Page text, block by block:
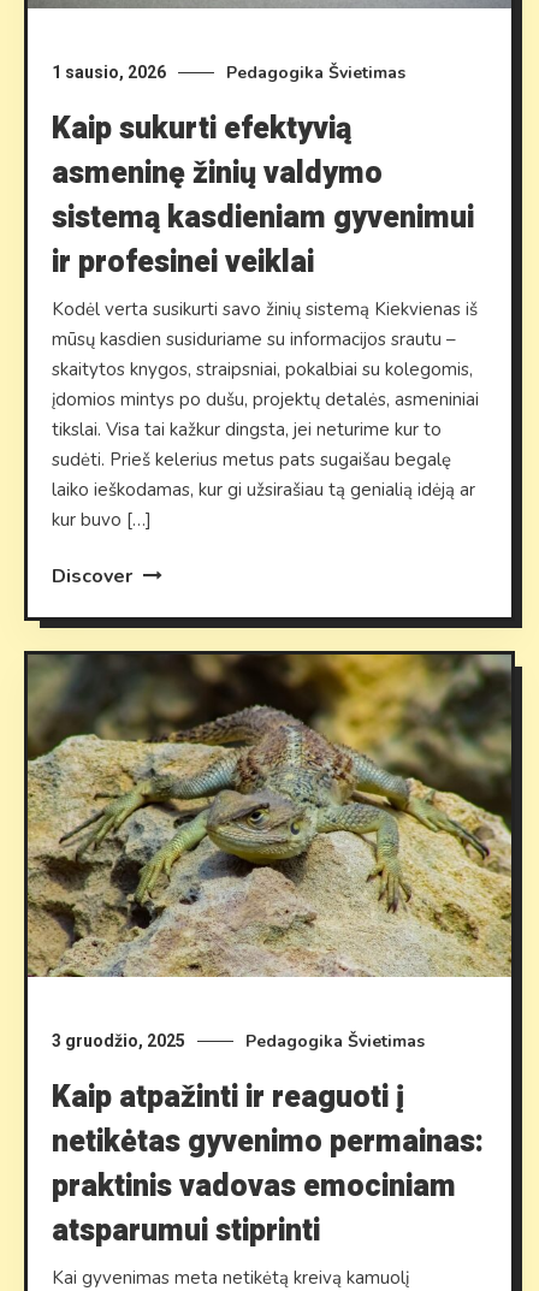
1 sausio, 2026 Pedagogika Švietimas
Kaip sukurti efektyvią
asmeninę žinių valdymo
sistemą kasdieniam gyvenimui
ir profesinei veiklai
Kodėl verta susikurti savo žinių sistemą Kiekvienas iš
mūsų kasdien susiduriame su informacijos srautu –
skaitytos knygos, straipsniai, pokalbiai su kolegomis,
įdomios mintys po dušu, projektų detalės, asmeniniai
tikslai. Visa tai kažkur dingsta, jei neturime kur to
sudėti. Prieš kelerius metus pats sugaišau begalę
laiko ieškodamas, kur gi užsirašiau tą genialią idėją ar
kur buvo […]
Discover
3 gruodžio, 2025 Pedagogika Švietimas
Kaip atpažinti ir reaguoti į
netikėtas gyvenimo permainas:
praktinis vadovas emociniam
atsparumui stiprinti
Kai gyvenimas meta netikėtą kreivą kamuolį